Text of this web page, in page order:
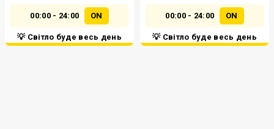
00:00 - 24:00 ON
💡 Світло буде весь день
00:00 - 24:00 ON
💡 Світло буде весь день